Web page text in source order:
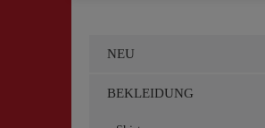
NEU
BEKLEIDUNG